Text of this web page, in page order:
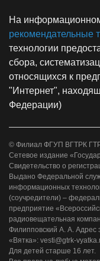
На
рекомендательные
технологии
сбора,
относящихся к
"Интернет",
Федерации)
© Филиал ФГУП ВГТРК
Сетевое издание
Свидетельство о
Выдано Федеральной
информационных
(соучредители) –
предприятие
радиовещательная
Филипповский А. А. Адрес
«Вятка»: vesti@gtrk-
Для детей старше 16 лет.